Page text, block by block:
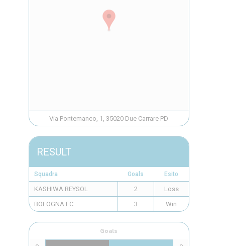
Via Pontemanco, 1, 35020 Due Carrare PD
RESULT
Squadra Goals Esito
KASHIWA REYSOL 2
Loss
BOLOGNA FC
3 Win
Goals